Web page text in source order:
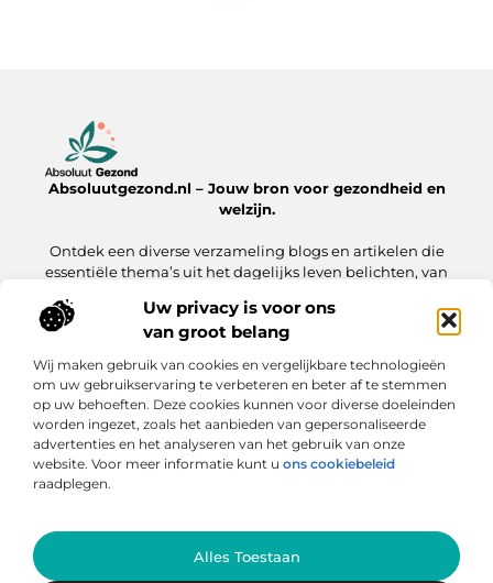
Uw privacy is voor ons
van groot belang
Wij maken gebruik van cookies en vergelijkbare technologieën
om uw gebruikservaring te verbeteren en beter af te stemmen
op uw behoeften. Deze cookies kunnen voor diverse doeleinden
worden ingezet, zoals het aanbieden van gepersonaliseerde
advertenties en het analyseren van het gebruik van onze
website. Voor meer informatie kunt u ons cookiebeleid
raadplegen.
Alles Toestaan Ga Naar
Absoluutgezond.nl – Jouw bron voor gezondheid en
welzijn.
Ontdek een diverse verzameling blogs en artikelen die
essentiële thema’s uit het dagelijks leven belichten, van
Onze informatie
Bericht categorie
Cookiebeleid